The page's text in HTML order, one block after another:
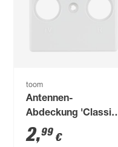
toom
Antennen-
Abdeckung 'Classic
Line' weiß TV/RF
2,99 €